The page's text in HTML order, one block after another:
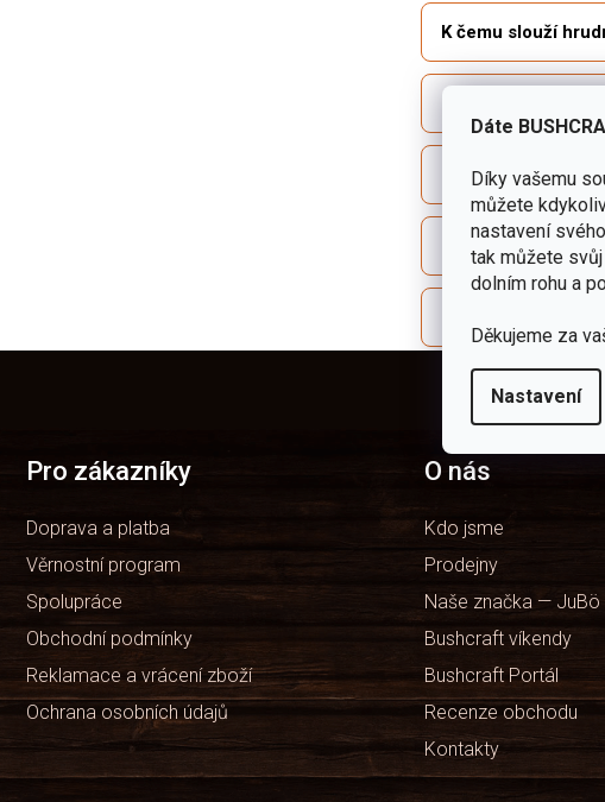
Dáte
Díky vašemu
můžete
nastavení
tak můžete
dolním rohu a
Děkujeme za
Nastavení
K čemu slouží
Jak upevnit
Jak poznat
Pro zákazníky
Doprava a platba
Věrnostní program
Spolupráce
Obchodní podmínky
Reklamace a vrácení zboží
Ochrana osobních údajů
O nás
Kdo jsme
Prodejny
Naše značka — JuBö
Bushcraft víkendy
Bushcraft Portál
Recenze obchodu
Kontakty